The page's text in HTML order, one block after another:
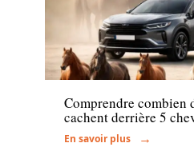
Actu
Comprendre combien
cachent derrière 5
En savoir plus